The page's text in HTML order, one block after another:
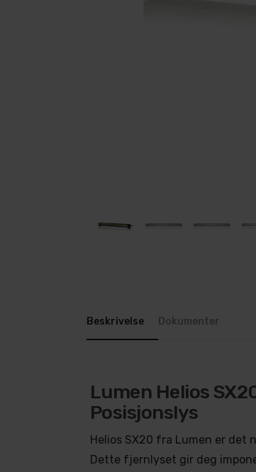
Beskrivelse Dokumenter
Lumen Helios
Posisjonslys
Helios SX20 fra Lumen er det
Dette fjernlyset gir deg